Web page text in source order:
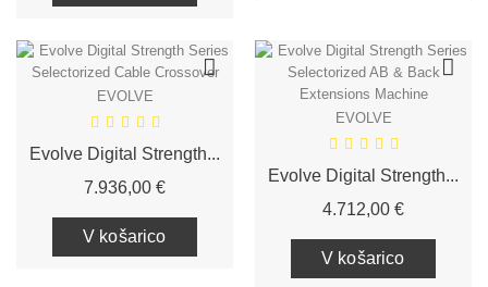
EVOLVE
Evolve Digital Strength...
7.936,00 €Cena
V košarico
EVOLVE
Evolve Digital Strength...
4.712,00 €Cena
V košarico